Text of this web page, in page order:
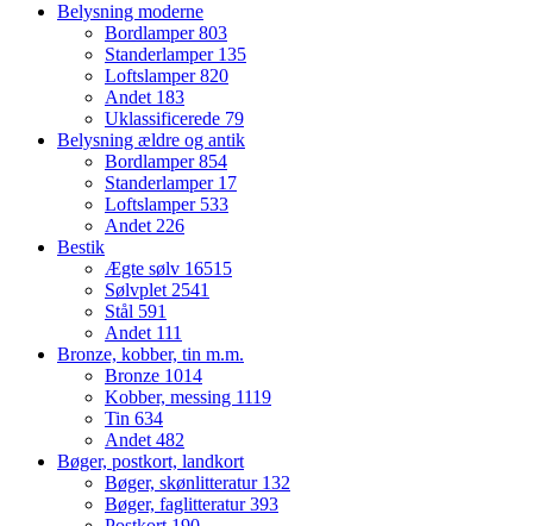
Belysning moderne
Bordlamper803
Standerlamper 135
Loftslamper820
Andet 183
Uklassificerede 79
Belysning ældre og antik
Bordlamper854
Standerlamper 17
Loftslamper 533
Andet 226
Bestik
Ægte sølv 16515
Sølvplet 2541
Stål 591
Andet 111
Bronze, kobber, tin m.m.
Bronze 1014
Kobber, messing 1119
Tin 634
Andet 482
Bøger, postkort, landkort
Bøger, skønlitteratur 132
Bøger, faglitteratur393